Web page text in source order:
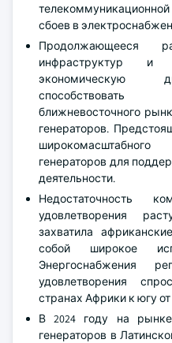
сбоев в
Продолжающееся
инфраструктур
экономическую
ближневосточного
генераторов.
генераторов для
деятельности.
Недостаточность
удовлетворения
захватила
собой широкое
Энергоснабжения
удовлетворения
странах Африки к югу
В 2024 году на
генераторов в